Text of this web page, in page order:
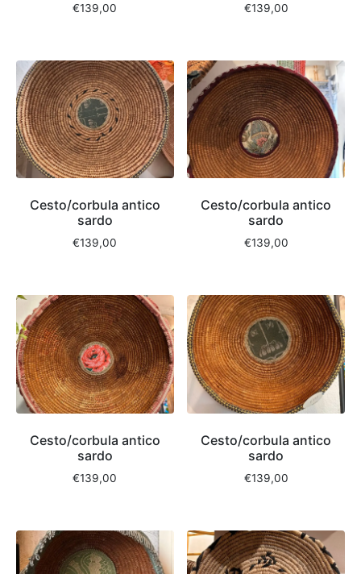
€139,00 €139,00
Cesto/corbula antico
sardo
€139,00
Cesto/corbula antico
sardo
€139,00
Cesto/corbula antico
sardo
€139,00
Cesto/corbula antico
sardo
€139,00